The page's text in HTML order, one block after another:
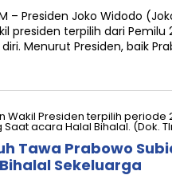
– Presiden Joko Widodo
presiden terpilih dari Pemilu
Menurut Presiden, baik
Tawa Prabowo
Sekeluarga